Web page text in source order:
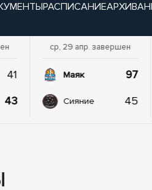
РАСПИСАНИЕАРХИВ
41
43
ср, 29 апр. завершен
Маяк 97
Сияние 45